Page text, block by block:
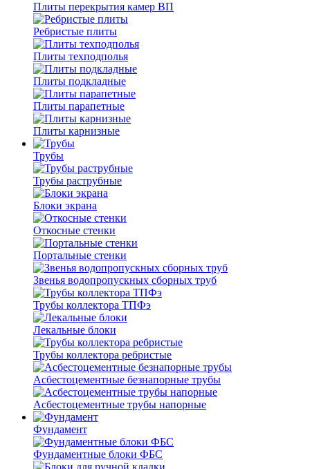
Плиты перекрытия камер ВП
Ребристые плиты
Плиты техподполья
Плиты подкладные
Плиты парапетные
Плиты карнизные
Трубы
Трубы раструбные
Блоки экрана
Откосные стенки
Портальные стенки
Звенья водопропускных сборных труб
Трубы коллектора ТПФэ
Лекальные блоки
Трубы коллектора ребристые
Асбестоцементные безнапорные трубы
Асбестоцементные трубы напорные
Фундамент
Фундаментные блоки ФБС